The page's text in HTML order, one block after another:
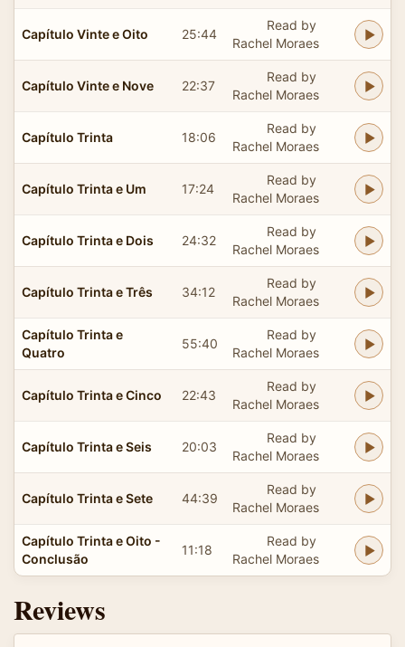
Capítulo Vinte e Oito 25:44
Read by
Rachel Moraes
Capítulo Vinte e Nove 22:37
Read by
Rachel Moraes
Capítulo Trinta 18:06
Read by
Rachel Moraes
Capítulo Trinta e Um 17:24
Read by
Rachel Moraes
Capítulo Trinta e Dois 24:32
Read by
Rachel Moraes
Capítulo Trinta e Três 34:12
Read by
Rachel Moraes
Capítulo Trinta e
Quatro
55:40
Read by
Rachel Moraes
Capítulo Trinta e Cinco 22:43
Read by
Rachel Moraes
Capítulo Trinta e Seis 20:03
Read by
Rachel Moraes
Capítulo Trinta e Sete 44:39
Read by
Rachel Moraes
Capítulo Trinta e Oito -
Conclusão
11:18
Read by
Rachel Moraes
Reviews